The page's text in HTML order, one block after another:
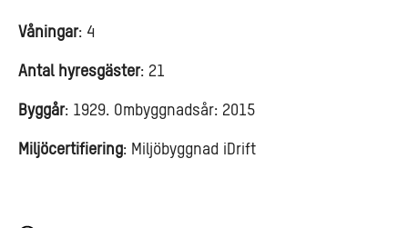
Våningar: 4
Antal hyresgäster: 21
Byggår: 1929. Ombyggnadsår: 2015
Miljöcertifiering: Miljöbyggnad iDrift